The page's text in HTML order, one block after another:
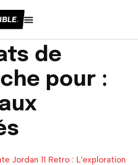
.
de
pour :
Jordan 11 Retro : L’exploration